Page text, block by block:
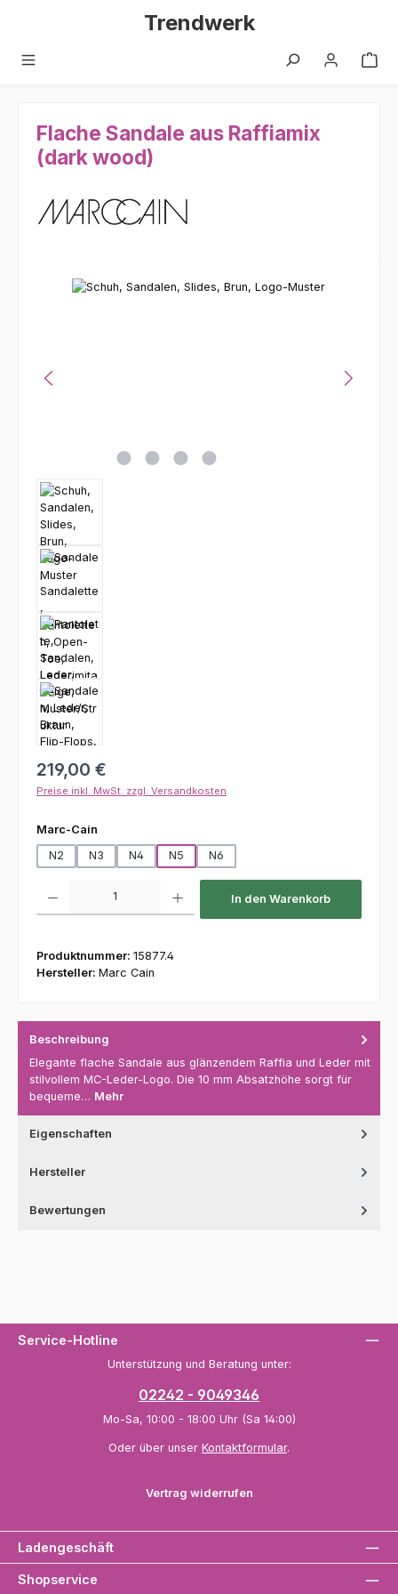
Zum Hauptinhalt springenTrendwerk
Flache Sandale aus Raffiamix
(dark wood)
Bildergalerie überspringen
Regulärer Preis:
219,00 €
Preise inkl. MwSt. zzgl. Versandkosten
Marc-Cain
N2
N3 N4 N5 N6
In den Warenkorb
Produktnummer: 15877.4
Hersteller: Marc Cain
Beschreibung
Elegante flache Sandale aus glänzendem Raffia und Leder mit
stilvollem MC-Leder-Logo. Die 10 mm Absatzhöhe sorgt für
bequeme… Mehr
Eigenschaften
Hersteller
Bewertungen
Service-Hotline
Unterstützung und Beratung unter:
02242 - 9049346
Mo-Sa, 10:00 - 18:00 Uhr (Sa 14:00)
Oder über unser Kontaktformular.
Vertrag widerrufen
Ladengeschäft
Shopservice